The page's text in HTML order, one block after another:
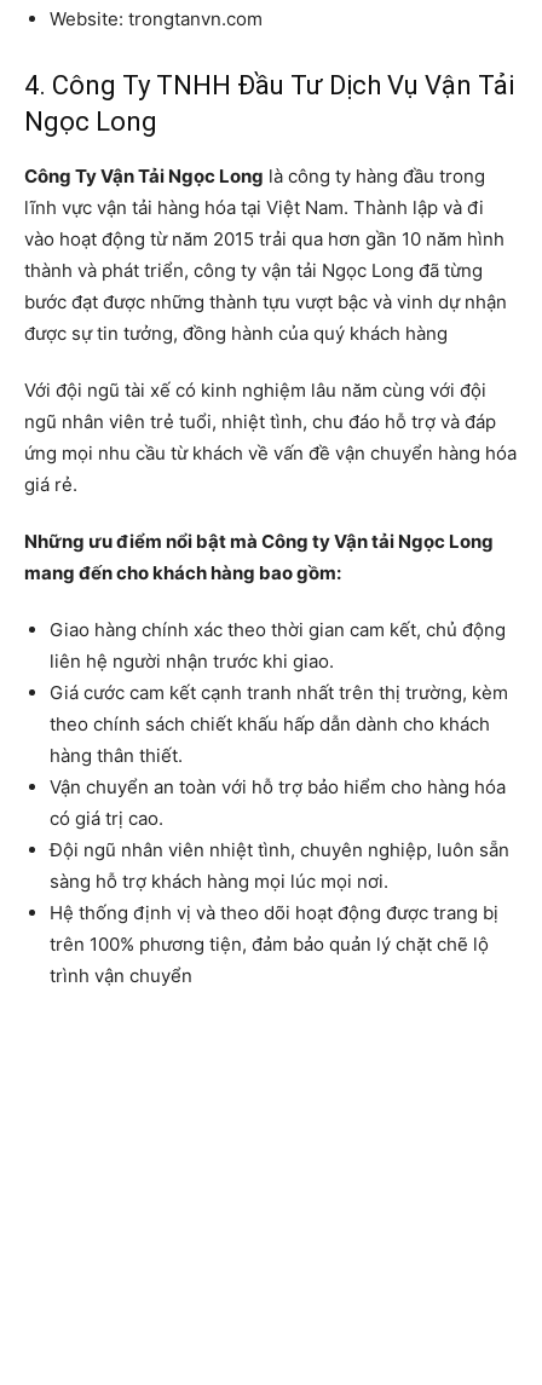
Website: trongtanvn.com
4. Công Ty TNHH Đầu Tư Dịch Vụ Vận Tải
Ngọc Long
Công Ty Vận Tải Ngọc Long là công ty hàng đầu trong
lĩnh vực vận tải hàng hóa tại Việt Nam. Thành lập và đi
vào hoạt động từ năm 2015 trải qua hơn gần 10 năm hình
thành và phát triển, công ty vận tải Ngọc Long đã từng
bước đạt được những thành tựu vượt bậc và vinh dự nhận
được sự tin tưởng, đồng hành của quý khách hàng
Với đội ngũ tài xế có kinh nghiệm lâu năm cùng với đội
ngũ nhân viên trẻ tuổi, nhiệt tình, chu đáo hỗ trợ và đáp
ứng mọi nhu cầu từ khách về vấn đề vận chuyển hàng hóa
giá rẻ.
Những ưu điểm nổi bật mà Công ty Vận tải Ngọc Long
mang đến cho khách hàng bao gồm:
Giao hàng chính xác theo thời gian cam kết, chủ động
liên hệ người nhận trước khi giao.
Giá cước cam kết cạnh tranh nhất trên thị trường, kèm
theo chính sách chiết khấu hấp dẫn dành cho khách
hàng thân thiết.
Vận chuyển an toàn với hỗ trợ bảo hiểm cho hàng hóa
có giá trị cao.
Đội ngũ nhân viên nhiệt tình, chuyên nghiệp, luôn sẵn
sàng hỗ trợ khách hàng mọi lúc mọi nơi.
Hệ thống định vị và theo dõi hoạt động được trang bị
trên 100% phương tiện, đảm bảo quản lý chặt chẽ lộ
trình vận chuyển